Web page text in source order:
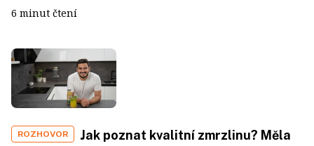
6 minut čtení
ROZHOVOR
Jak poznat kvalitní zmrzlinu? Měla